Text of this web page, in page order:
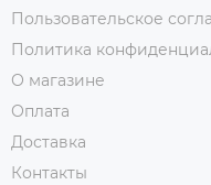
Пользовательское
Политика
О магазине
Оплата
Доставка
Контакты